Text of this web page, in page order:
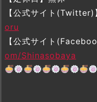
【公式サイト(Twitter)
oru
【公式サイト
om/Shinasobaya